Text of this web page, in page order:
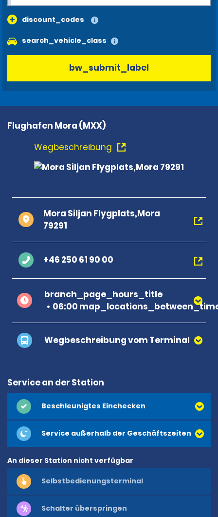
discount_codes
search_vehicle_class
bw_submit_label
Flughafen Mora (MXX)
Wegbeschreibung
Mora Siljan Flygplats,Mora
79291
+46 250 61 90 00
branch_page_hours_title
06:00
Wegbeschreibung vom Terminal
Service an der Station
Beschleunigtes Einchecken
Service außerhalb der Geschäftszeiten
An dieser Station nicht verfügbar
Selbstbedienungsterminal
Schalter überspringen